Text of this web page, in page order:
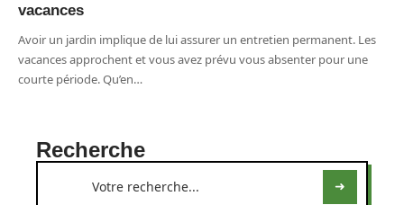
vacances
Avoir un jardin implique de lui assurer un entretien permanent. Les
vacances approchent et vous avez prévu vous absenter pour une
courte période. Qu’en…
Recherche